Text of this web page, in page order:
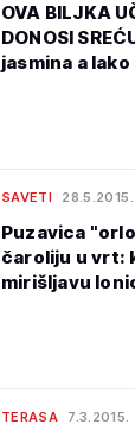
OVA BILJKA
DONOSI
jasmina a
SAVETI 28.5.2015.
Puzavica
čaroliju u vrt:
mirišljavu
TERASA 7.3.2015.